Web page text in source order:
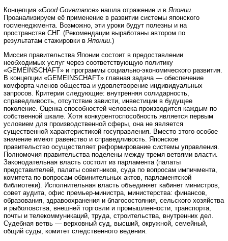
Концепция «Good Governance» нашла отражение и в Японии
Проанализируем её применение в развитии системы японского
госменеджмента. Возможно, эти уроки будут полезны и на
пространстве СНГ. (Рекомендации выработаны автором по
результатам стажировки в Японии .)
Миссия правительства Японии состоит в предоставлении
необходимых услуг через соответствующую политику
«GEMEINSCHAFT» и программы социально-экономического развития.
В концепции «GEMEINSCHAFT» главная задача — обеспечение
комфорта членов общества и удовлетворение индивидуальных
запросов. Критерии следующие: внутренняя солидарность,
справедливость, отсутствие зависти, инвестиции в будущее
поколение. Оценка способностей человека производится каждым по
собственной шкале. Хотя конкурентоспособность является первым
условием для производственной сферы, она не является
существенной характеристикой госуправления. Вместо этого особое
значение имеют равенство и справедливость. Японское
правительство осуществляет реформирование системы управления.
Полномочия правительства поделены между тремя ветвями власти.
Законодательная власть состоит из парламента (палаты
представителей, палаты советников, суда по вопросам импичмента,
комитета по вопросам обвинительных актов, парламентской
библиотеки). Исполнительная власть объединяет кабинет министров,
совет аудита, офис премьер-министра, министерства: финансов,
образования, здравоохранения и благосостояния, сельского хозяйства
и рыболовства, внешней торговли и промышленности, транспорта,
почты и телекоммуникаций, труда, строительства, внутренних дел.
Судебная ветвь — верховный суд, высший, окружной, семейный,
общий суды, комитет следственного ведения.